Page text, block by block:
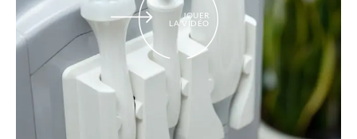
JOUER
LA VIDÉO